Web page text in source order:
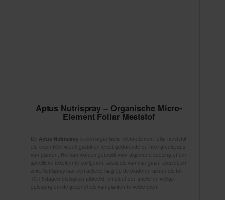
Aptus Nutrispray – Organische Micro-
Element Foliar Meststof
De Aptus Nutrispray is een organische micro-element foliar meststof
die essentiële voedingsstoffen levert gedurende de hele groeicyclus
van planten. Het kan worden gebruikt voor algemene voeding of om
specifieke tekorten te corrigeren, zoals die van mangaan, zwavel, en
zink. Nutrispray laat een actieve laag op de bladeren achter die tot
10-15 dagen biologisch afbreekt, en biedt een snelle en veilige
oplossing om de gezondheid van planten te verbeteren.